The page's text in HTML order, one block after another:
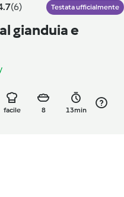
(6) Testata ufficialmente
gianduia e
facile 8 13min